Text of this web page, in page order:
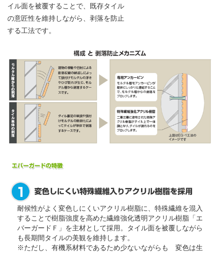
イル面を被覆することで、既存タイル
の意匠性を維持しながら、剥落を防止
する工法です。
耐候性がよく変色しにくいアクリル樹脂に、特殊繊維を混入
することで樹脂強度を高めた繊維強化透明アクリル樹脂「エ
バーガードＦ」を主材として採用。タイル面を被覆しながら
も長期間タイルの美観を維持します。
※ただし、有機系材料であるため少ないながらも 変色は生